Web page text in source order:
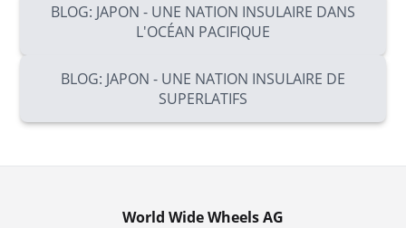
BLOG: JAPON - UNE NATION INSULAIRE DANS
L'OCÉAN PACIFIQUE
BLOG: JAPON - UNE NATION INSULAIRE DE
SUPERLATIFS
World Wide Wheels AG